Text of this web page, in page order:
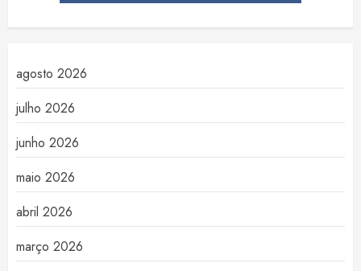
agosto 2026
julho 2026
junho 2026
maio 2026
abril 2026
março 2026